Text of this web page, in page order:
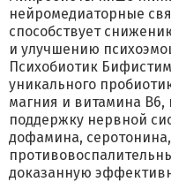
нейромедиаторные
способствует
и улучшению
Психобиотик
уникального
магния и витамина В6,
поддержку нервной
дофамина,
доказанную